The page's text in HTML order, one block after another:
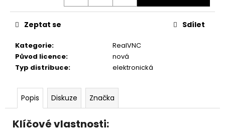
Kategorie:
RealVNC
Původ licence:
nová
Typ distribuce: elektronická
Zeptat se Sdílet
Popis Diskuze Značka
Klíčové vlastnosti:
m
e
REALVNC
CONNECT
BUSINESS
ZAŘÍZENÍ,
NEOMEZENÝ
POČET
UŽIVATELŮ,